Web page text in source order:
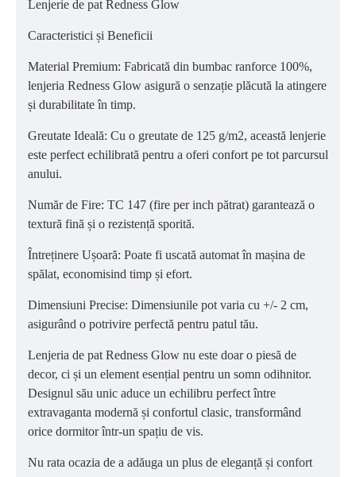
Lenjerie de pat Redness Glow
Caracteristici și Beneficii
Material Premium: Fabricată din bumbac ranforce 100%,
lenjeria Redness Glow asigură o senzație plăcută la atingere
și durabilitate în timp.
Greutate Ideală: Cu o greutate de 125 g/m2, această lenjerie
este perfect echilibrată pentru a oferi confort pe tot parcursul
anului.
Număr de Fire: TC 147 (fire per inch pătrat) garantează o
textură fină și o rezistență sporită.
Întreținere Ușoară: Poate fi uscată automat în mașina de
spălat, economisind timp și efort.
Dimensiuni Precise: Dimensiunile pot varia cu +/- 2 cm,
asigurând o potrivire perfectă pentru patul tău.
Lenjeria de pat Redness Glow nu este doar o piesă de
decor, ci și un element esențial pentru un somn odihnitor.
Designul său unic aduce un echilibru perfect între
extravaganta modernă și confortul clasic, transformând
orice dormitor într-un spațiu de vis.
Nu rata ocazia de a adăuga un plus de eleganță și confort